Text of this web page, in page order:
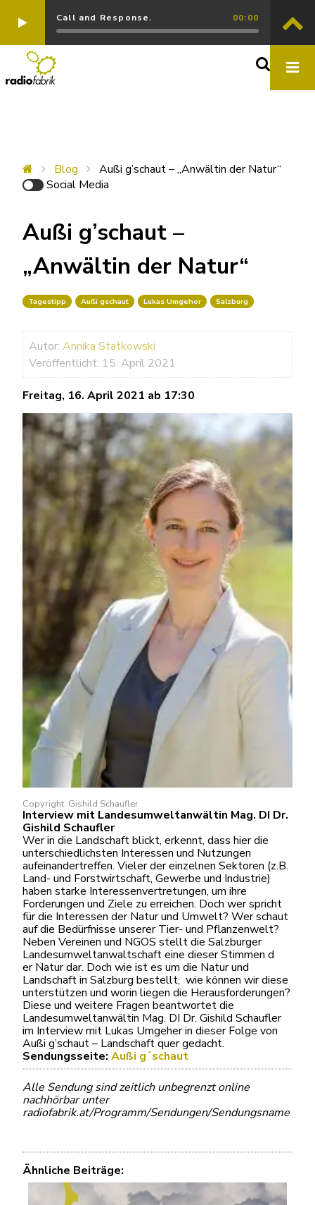
Call and Response. 00:00
Blog
Außi g’schaut – „Anwältin der Natur“
Social Media
Außi g’schaut –
„Anwältin der Natur“
Tagestipp Außi gschaut Lukas Umgeher Salzburg
Autor: Annika Statkowski
Veröffentlicht: 15. April 2021
Freitag, 16. April 2021 ab 17:30
Copyright: Gishild Schaufler
Interview mit Landesumweltanwältin Mag. DI Dr.
Gishild Schaufler
Wer in die Landschaft blickt, erkennt, dass hier die
unterschiedlichsten Interessen und Nutzungen
aufeinandertreffen. Vieler der einzelnen Sektoren (z.B.
Land- und Forstwirtschaft, Gewerbe und Industrie)
haben starke Interessenvertretungen, um ihre
Forderungen und Ziele zu erreichen. Doch wer spricht
für die Interessen der Natur und Umwelt? Wer schaut
auf die Bedürfnisse unserer Tier- und Pflanzenwelt?
Neben Vereinen und NGOS stellt die Salzburger
Landesumweltanwaltschaft eine dieser Stimmen d
er Natur dar. Doch wie ist es um die Natur und
Landschaft in Salzburg bestellt, wie können wir diese
unterstützen und worin liegen die Herausforderungen?
Diese und weitere Fragen beantwortet die
Landesumweltanwältin Mag. DI Dr. Gishild Schaufler
im Interview mit Lukas Umgeher in dieser Folge von
Außi g’schaut – Landschaft quer gedacht.
Sendungsseite: Außi g´schaut
Alle Sendung sind zeitlich unbegrenzt online
nachhörbar unter
radiofabrik.at/Programm/Sendungen/Sendungsname
Ähnliche Beiträge: